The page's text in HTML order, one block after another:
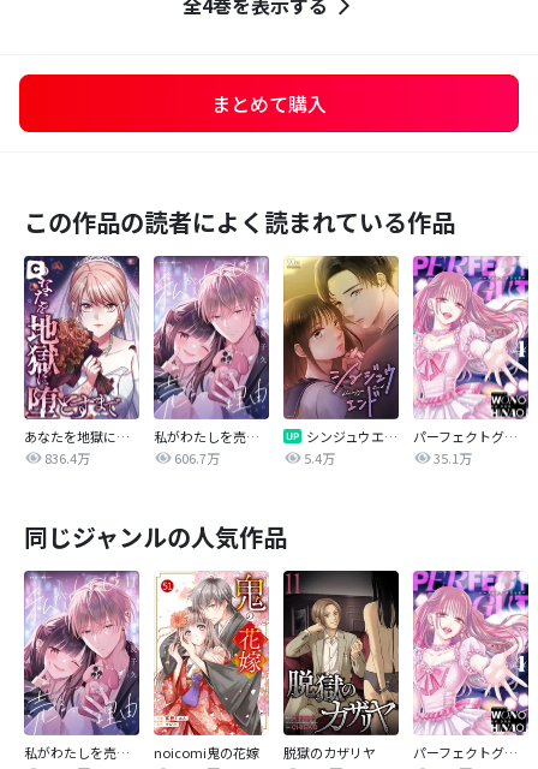
まとめて購入
この作品の読者によく読まれている作品
あなたを地獄に堕とすまで
836.4万
私がわたしを売る理由
606.7万
シンジュウエンド【タテヨミ】
5.4万
パーフェクトグリッター
35.1万
同じジャンルの人気作品
私がわたしを売る理由
noicomi鬼の花嫁
脱獄のカザリヤ
パーフェクトグリッター